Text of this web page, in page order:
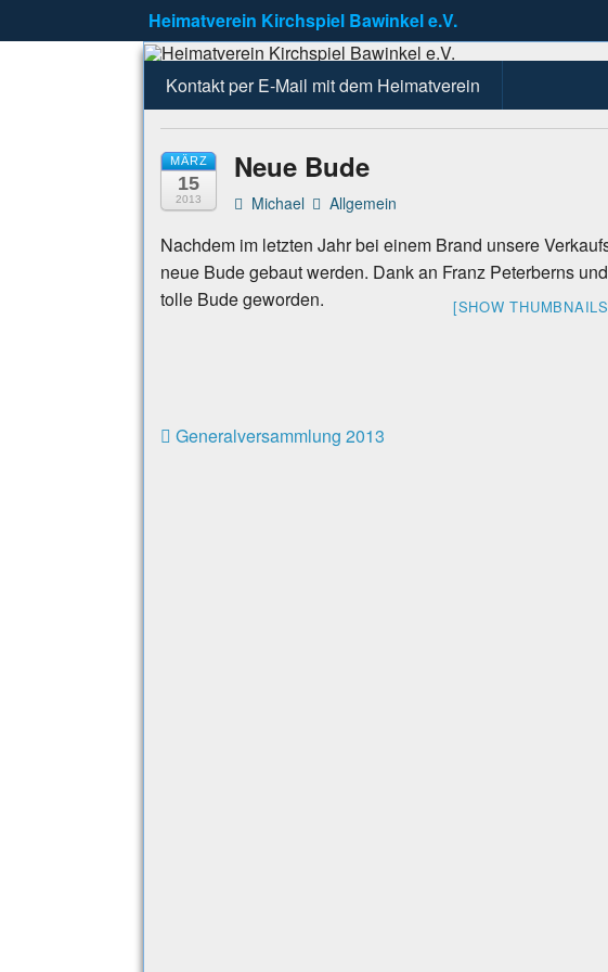
Heimatverein Kirchspiel Bawinkel e.V.
Heimatverein
Zu erreichen unter info@Heimatverein-Bawinkel.de
Kontakt per E-Mail mit dem Heimatverein
MÄRZ
15
2013
Neue Bude
Michael Allgemein
Nachdem im letzten Jahr bei einem Brand unsere
neue Bude gebaut werden. Dank an Franz Peterberns
tolle Bude geworden.
[SHOW
Generalversammlung 2013